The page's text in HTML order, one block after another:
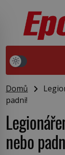
Domů
padni!
nebo